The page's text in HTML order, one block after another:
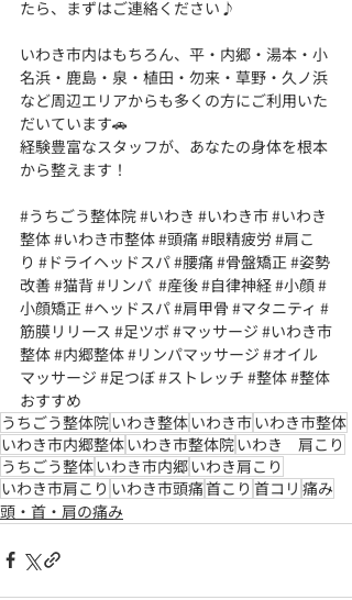
たら、まずはご連絡ください♪
いわき市内はもちろん、平・内郷・湯本・小
名浜・鹿島・泉・植田・勿来・草野・久ノ浜
など周辺エリアからも多くの方にご利用いた
だいています🚗
経験豊富なスタッフが、あなたの身体を根本
から整えます！
#うちごう整体院#いわき #いわき市#いわき
整体#いわき市整体#頭痛#眼精疲労 #肩こ
り #ドライヘッドスパ#腰痛#骨盤矯正 #姿勢
改善#猫背 #リンパ #産後#自律神経#小顔#
小顔矯正 #ヘッドスパ#肩甲骨 #マタニティ #
筋膜リリース #足ツボ #マッサージ #いわき市
整体#内郷整体#リンパマッサージ #オイル
マッサージ #足つぼ#ストレッチ #整体#整体
おすすめ
うちごう整体院いわき整体いわき市いわき市整体
いわき市内郷整体いわき市整体院いわき 肩こり
うちごう整体いわき市内郷いわき肩こり
いわき市肩こり いわき市頭痛首こり 首コリ 痛み
頭・首・肩の痛み